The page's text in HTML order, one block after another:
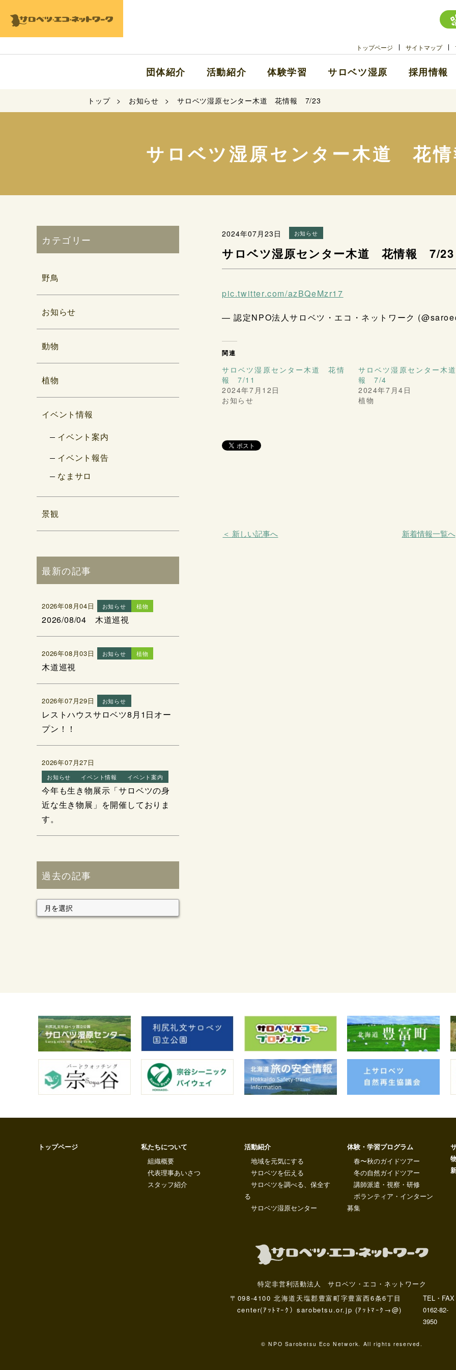
トップページ サイトマップ
団体紹介 活動紹介 体験学習 サロベツ湿原 採用情報
トップ お知らせ サロベツ湿原センター木道 花情報 7/23
サロベツ湿原センター木道 花
2024年07月23日 お知らせ
サロベツ湿原センター木道 花情報 7/23
pic.twitter.com/azBQeMzr17
— 認定NPO法人サロベツ・エコ・ネットワーク
関連
サロベツ湿原センター木道 花情
報 7/11
2024年7月12日
お知らせ
サロベツ湿原センター木
報 7/4
2024年7月4日
植物
＜ 新しい記事へ 新着情報一覧へ
カテゴリー
野鳥
お知らせ
動物
植物
イベント情報
イベント案内
イベント報告
なまサロ
景観
最新の記事
2026年08月04日 お知らせ 植物
2026/08/04 木道巡視
2026年08月03日 お知らせ 植物
木道巡視
2026年07月29日 お知らせ
レストハウスサロベツ8月1日オー
プン！！
2026年07月27日
お知らせ イベント情報 イベント案内
今年も生き物展示「サロベツの身
近な生き物展」を開催しておりま
す。
過去の記事
トップページ
私たちについて
組織概要
代表理事あいさつ
スタッフ紹介
活動紹介
地域を元気にする
サロベツを伝える
サロベツを調べる、保全す
る
サロベツ湿原センター
体験・学習プログラム
春〜秋のガイドツアー
冬の自然ガイドツアー
講師派遣・視察・研修
ボランティア・インターン
募集
特定非営利活動法人 サロベツ・エコ・ネットワーク
〒098-4100 北海道天塩郡豊富町字豊富西6条6丁目
center(ｱｯﾄﾏｰｸ）sarobetsu.or.jp (ｱｯﾄﾏｰｸ→@)
TEL・FAX
0162-82-
3950
© NPO Sarobetsu Eco Network. All rights reserved.